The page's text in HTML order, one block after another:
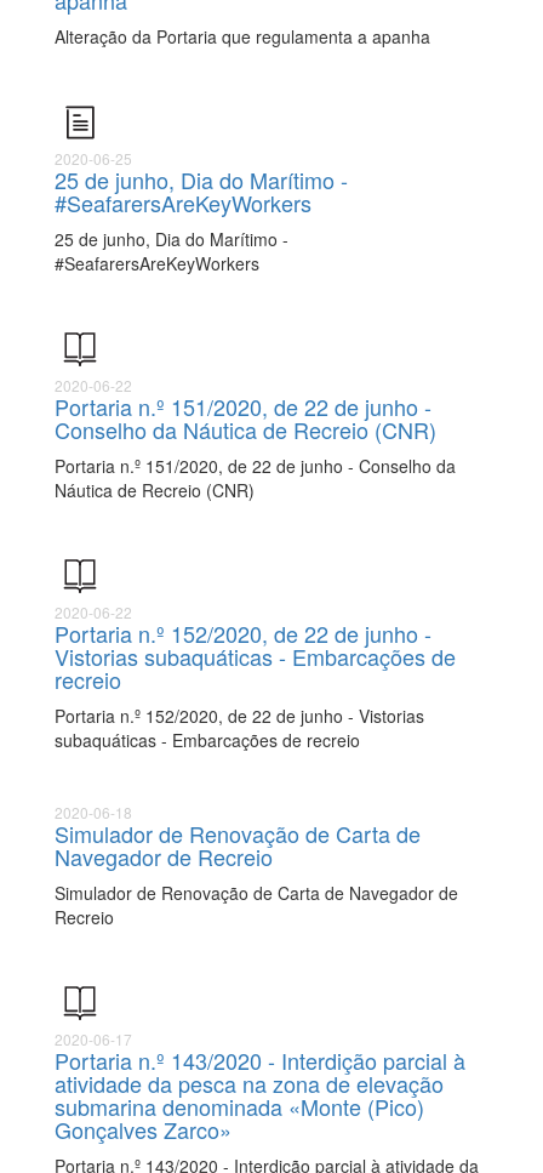
Alteração da Portaria que regulamenta a apanha
2020-06-25
25 de junho, Dia do Marítimo -
#SeafarersAreKeyWorkers
25 de junho, Dia do Marítimo -
#SeafarersAreKeyWorkers
2020-06-22
Portaria n.º 151/2020, de 22 de junho -
Conselho da Náutica de Recreio (CNR)
Portaria n.º 151/2020, de 22 de junho - Conselho da
Náutica de Recreio (CNR)
2020-06-22
Portaria n.º 152/2020, de 22 de junho -
Vistorias subaquáticas - Embarcações de
recreio
Portaria n.º 152/2020, de 22 de junho - Vistorias
subaquáticas - Embarcações de recreio
2020-06-18
Simulador de Renovação de Carta de
Navegador de Recreio
Simulador de Renovação de Carta de Navegador de
Recreio
2020-06-17
Portaria n.º 143/2020 - Interdição parcial à
atividade da pesca na zona de elevação
submarina denominada «Monte (Pico)
Gonçalves Zarco»
Portaria n.º 143/2020 - Interdição parcial à atividade da